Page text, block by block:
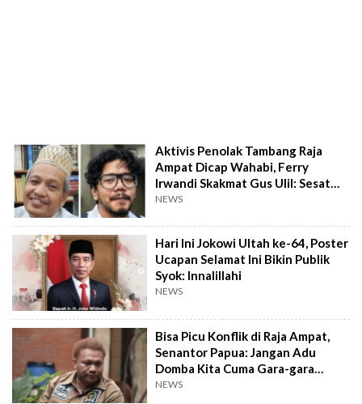
Aktivis Penolak Tambang Raja
Ampat Dicap Wahabi, Ferry
Irwandi Skakmat Gus Ulil: Sesat
Pikir!
NEWS
Hari Ini Jokowi Ultah ke-64, Poster
Ucapan Selamat Ini Bikin Publik
Syok: Innalillahi
NEWS
Bisa Picu Konflik di Raja Ampat,
Senantor Papua: Jangan Adu
Domba Kita Cuma Gara-gara
Tambang!
NEWS